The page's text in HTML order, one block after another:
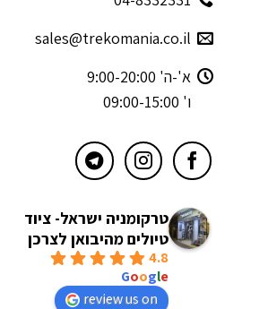
sales@trekomania.co.il
א'-ה' 9:00-20:00
ו' 09:00-15:00
טרקומניה ישראל- ציוד
טיולים מהיבואן לצרכן
4.8
Google
review us on